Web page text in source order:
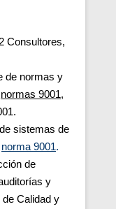
Consultores,
de normas y
normas 9001,
sistemas de
norma 9001.
de
y
Calidad y